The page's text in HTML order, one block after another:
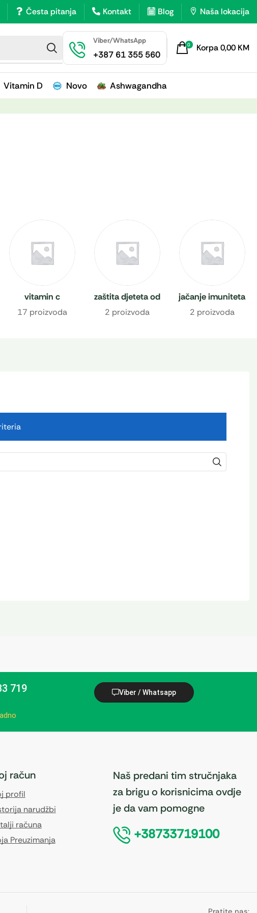
Česta pitanja Kontakt Blog Naša lokacija
Viber/WhatsApp
+387 61 355 560
0 Korpa0,00 KM
Vitamin D Novo Ashwagandha
vitamin c
17 proizvoda
zaštita djeteta od
prehlade
2 proizvoda
jačanje imuniteta
2 proizvoda
719
Viber / Whatsapp
račun
profil
narudžbi
računa
Preuzimanja
Naš predani tim stručnjaka
za brigu o korisnicima ovdje
je da vam pomogne
+38733719100